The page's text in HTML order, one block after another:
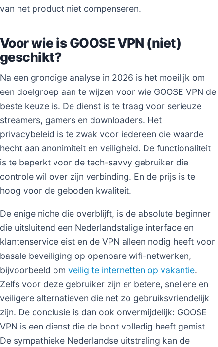
van het product niet compenseren.
Voor wie is GOOSE VPN (niet)
geschikt?
Na een grondige analyse in 2026 is het moeilijk om
een doelgroep aan te wijzen voor wie GOOSE VPN de
beste keuze is. De dienst is te traag voor serieuze
streamers, gamers en downloaders. Het
privacybeleid is te zwak voor iedereen die waarde
hecht aan anonimiteit en veiligheid. De functionaliteit
is te beperkt voor de tech-savvy gebruiker die
controle wil over zijn verbinding. En de prijs is te
hoog voor de geboden kwaliteit.
De enige niche die overblijft, is de absolute beginner
die uitsluitend een Nederlandstalige interface en
klantenservice eist en de VPN alleen nodig heeft voor
basale beveiliging op openbare wifi-netwerken,
bijvoorbeeld om veilig te internetten op vakantie.
Zelfs voor deze gebruiker zijn er betere, snellere en
veiligere alternatieven die net zo gebruiksvriendelijk
zijn. De conclusie is dan ook onvermijdelijk: GOOSE
VPN is een dienst die de boot volledig heeft gemist.
De sympathieke Nederlandse uitstraling kan de